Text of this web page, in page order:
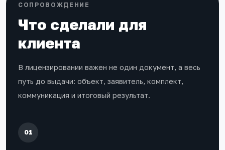
СОПРОВОЖДЕНИЕ
Что сделали для
клиента
В лицензировании важен не один документ, а весь
путь до выдачи: объект, заявитель, комплект,
коммуникация и итоговый результат.
01